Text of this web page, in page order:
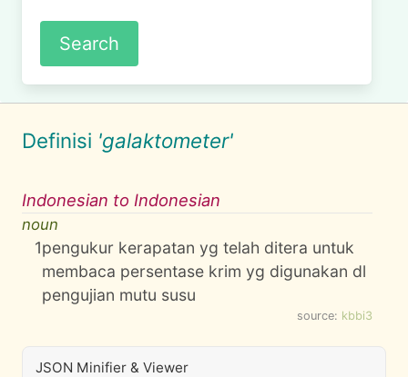
Definisi 'galaktometer'
Indonesian to Indonesian
noun
1pengukur kerapatan yg telah ditera untuk
membaca persentase krim yg digunakan dl
pengujian mutu susu
source: kbbi3
JSON Minifier & Viewer